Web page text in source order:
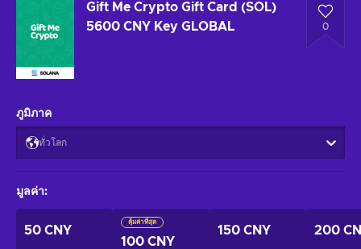
Gift Me Crypto Gift Card (SOL)
5600 CNY Key GLOBAL
0
ภูมิภาค
ทั่วโลก
มูลค่า:
50 CNY
คุ้มค่าที่สุด
100 CNY
150 CNY 200